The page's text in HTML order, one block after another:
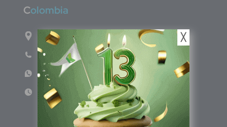
Colombia
Carrera 71G #117-67 INT 3 OFI 701
Teléfono: (601) 522 3869
WhatsApp: +57 317 4651554
Lun - Vie 8:00am - 5:00pm
╳